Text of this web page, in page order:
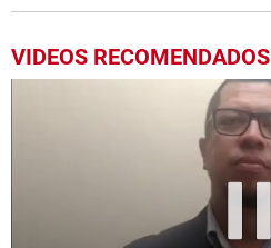
VIDEOS RECOMENDADOS